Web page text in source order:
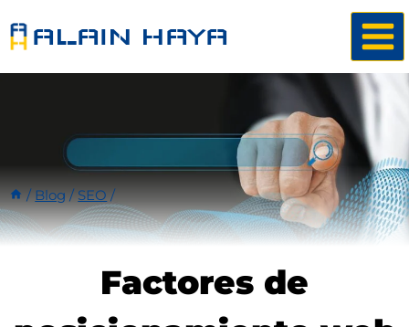
al
ALAIN HAYA
/ Blog / SEO /
Factores de